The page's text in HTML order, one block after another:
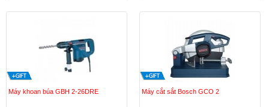
Máy khoan búa GBH 2-26DRE Máy cắt sắt Bosch GCO 2